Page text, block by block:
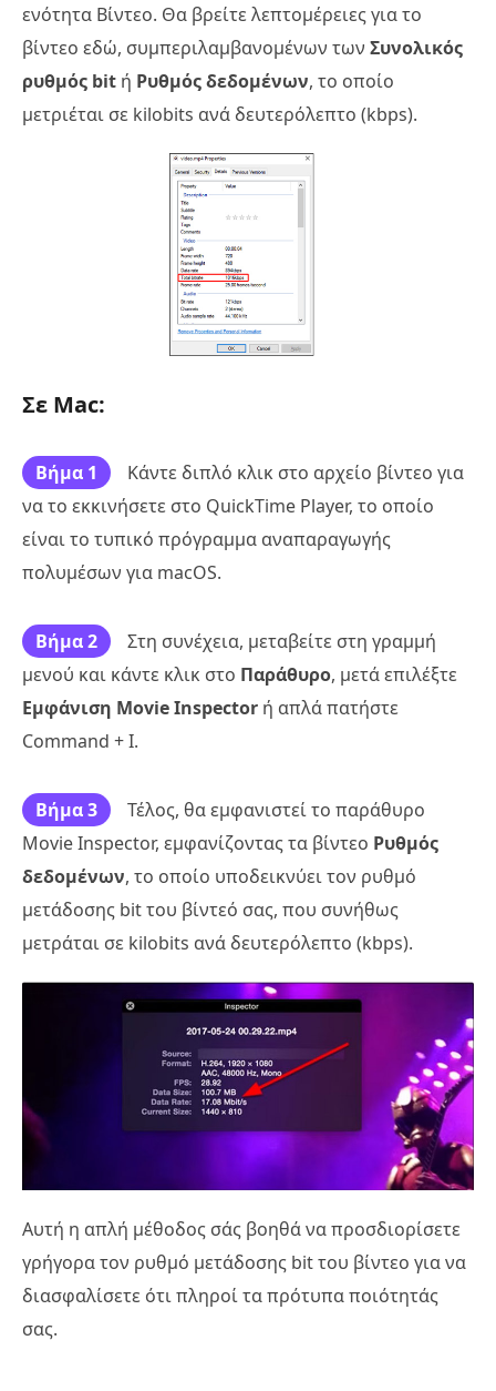
ενότητα Βίντεο. Θα βρείτε λεπτομέρειες για το
βίντεο εδώ, συμπεριλαμβανομένων των Συνολικός
ρυθμός bit ή Ρυθμός δεδομένων, το οποίο
μετριέται σε kilobits ανά δευτερόλεπτο (kbps).
Σε Mac:
Βήμα 1
Κάντε διπλό κλικ στο αρχείο βίντεο για
να το εκκινήσετε στο QuickTime Player, το οποίο
είναι το τυπικό πρόγραμμα αναπαραγωγής
πολυμέσων για macOS.
Βήμα 2
Στη συνέχεια, μεταβείτε στη γραμμή
μενού και κάντε κλικ στο Παράθυρο, μετά επιλέξτε
Εμφάνιση Movie Inspector ή απλά πατήστε
Command + I.
Βήμα 3
Τέλος, θα εμφανιστεί το παράθυρο
Movie Inspector, εμφανίζοντας τα βίντεο Ρυθμός
δεδομένων, το οποίο υποδεικνύει τον ρυθμό
μετάδοσης bit του βίντεό σας, που συνήθως
μετράται σε kilobits ανά δευτερόλεπτο (kbps).
Αυτή η απλή μέθοδος σάς βοηθά να προσδιορίσετε
γρήγορα τον ρυθμό μετάδοσης bit του βίντεο για να
διασφαλίσετε ότι πληροί τα πρότυπα ποιότητάς
σας.